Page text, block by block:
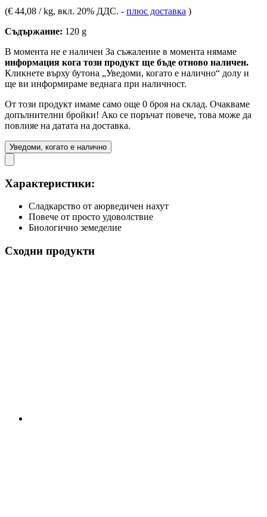
(€ 44,08 / kg, вкл. 20% ДДС. - плюс доставка )
Съдържание: 120 g
В момента не е наличен За съжаление в момента нямаме
информация кога този продукт ще бъде отново наличен.
Кликнете върху бутона „Уведоми, когато е налично“ долу и
ще ви информираме веднага при наличност.
От този продукт имаме само още 0 броя на склад. Очакваме
допълнителни бройки! Ако се поръчат повече, това може да
повлияе на датата на доставка.
Уведоми, когато е налично
Характеристики:
Сладкарство от аюрведичен нахут
Повече от просто удоволствие
Биологично земеделие
Сходни продукти